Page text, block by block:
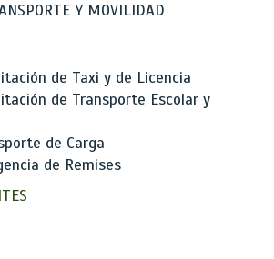
Y MOVILIDAD
de Taxi y de Licencia
de Transporte Escolar y
de Carga
de Remises